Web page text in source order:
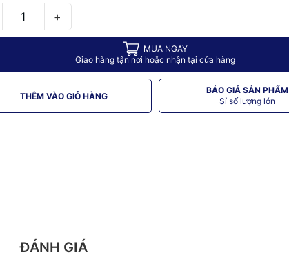
+
MUA NGAY
Giao hàng tận nơi hoặc nhận tại cửa hàng
THÊM VÀO GIỎ HÀNG
BÁO GIÁ SẢN PHẨM
Sỉ số lượng lớn
ĐÁNH GIÁ